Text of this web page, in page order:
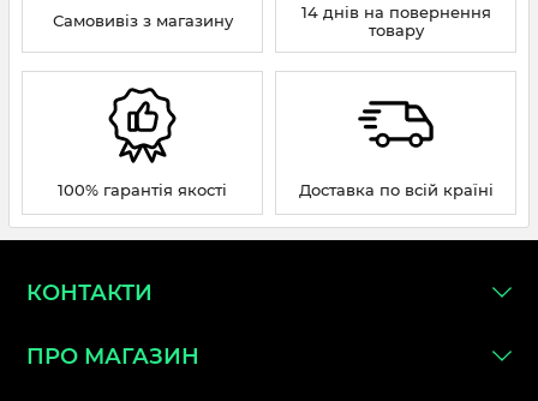
Самовивіз з магазину
14 днів на повернення
товару
100% гарантія якості Доставка по всій країні
КОНТАКТИ
ПРО МАГАЗИН